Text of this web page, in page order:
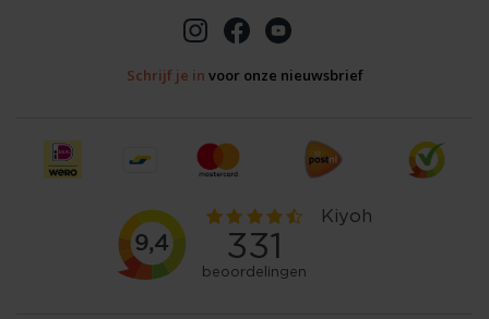
Schrijf je in voor onze nieuwsbrief